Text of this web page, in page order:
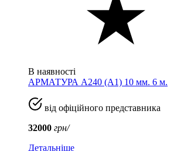
В наявності
АРМАТУРА А240 (A1) 10 мм. 6 м.
від офіційного представника
32000 грн/
Детальніше